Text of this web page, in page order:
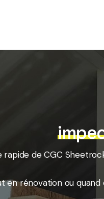
rapide de CGC
en rénovation ou